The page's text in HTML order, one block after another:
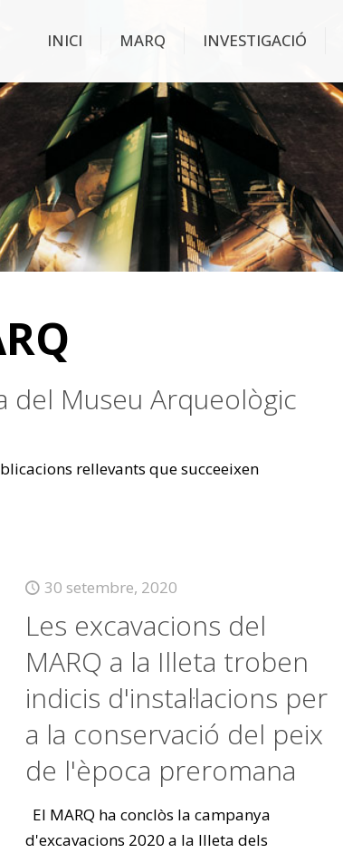
INICI MARQ INVESTIGACIÓ
del Museu Arqueològic
rellevants que succeeixen
30 setembre, 2020
Les excavacions del
MARQ a la Illeta troben
indicis d'instal·lacions per
a la conservació del peix
de l'època preromana
El MARQ ha conclòs la campanya
d'excavacions 2020 a la Illeta dels